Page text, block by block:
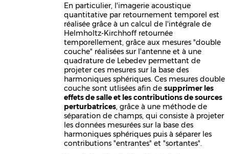
En particulier, l'imagerie acoustique
quantitative par retournement temporel est
réalisée grâce à un calcul de l'intégrale de
Helmholtz-Kirchhoff retournée
temporellement, grâce aux mesures "double
couche" réalisées sur l'antenne et à une
quadrature de Lebedev permettant de
projeter ces mesures sur la base des
harmoniques sphériques. Ces mesures double
couche sont utlisées afin desupprimer les
effets de salle et les contributions de sources
perturbatrices, grâce à une méthode de
séparation de champs, qui consiste à projeter
les données mesurées sur la base des
harmoniques sphériques puis à séparer les
contributions "entrantes" et "sortantes".